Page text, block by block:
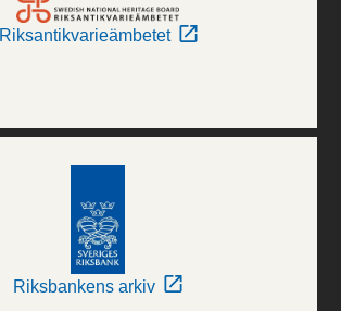
Riksantikvarieämbetet
Riksbankens arkiv